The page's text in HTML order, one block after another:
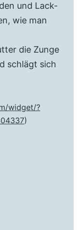
und Lack-
wie man
die Zunge
schlägt sich
widget/?
)